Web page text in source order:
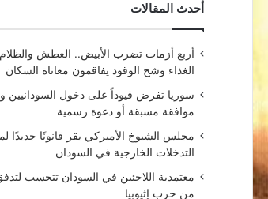
أحدث المقالات
أربع أزمات تضرب الأبيض.. العطش والظلام
الغذاء وشح الوقود يفاقمون معاناة السكان
سوريا تفرض قيوداً على دخول السودانيين
موافقة مسبقة أو دعوة رسمية
مجلس الشيوخ الأميركي يقر قانونًا جديدًا
التدخلات الخارجية في السودان
معتمدية اللاجئين في السودان تتحسب
من حرب إثيوبيا